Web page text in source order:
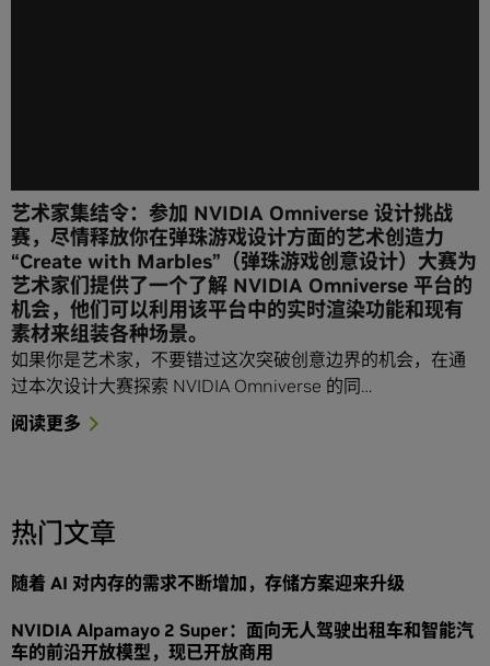
艺术家集结令：参加 NVIDIA Omniverse 设计挑战
赛，尽情释放你在弹珠游戏设计方面的艺术创造力
“Create with Marbles”（弹珠游戏创意设计）大赛为
艺术家们提供了一个了解 NVIDIA Omniverse 平台的
机会，他们可以利用该平台中的实时渲染功能和现有
素材来组装各种场景。
如果你是艺术家，不要错过这次突破创意边界的机会，在通
过本次设计大赛探索 NVIDIA Omniverse 的同…
阅读更多
热门文章
随着 AI 对内存的需求不断增加，存储方案迎来升级
NVIDIA Alpamayo 2 Super：面向无人驾驶出租车和智能汽
车的前沿开放模型，现已开放商用